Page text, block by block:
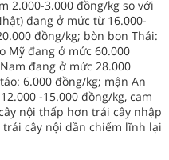
2.000-3.000 đồng/kg so với
đang ở mức từ 16.000-
đồng/kg; bòn bon Thái:
Mỹ đang ở mức 60.000
đang ở mức 28.000
6.000 đồng/kg; mận An
-15.000 đồng/kg, cam
nội thấp hơn trái cây nhập
cây nội dần chiếm lĩnh lại